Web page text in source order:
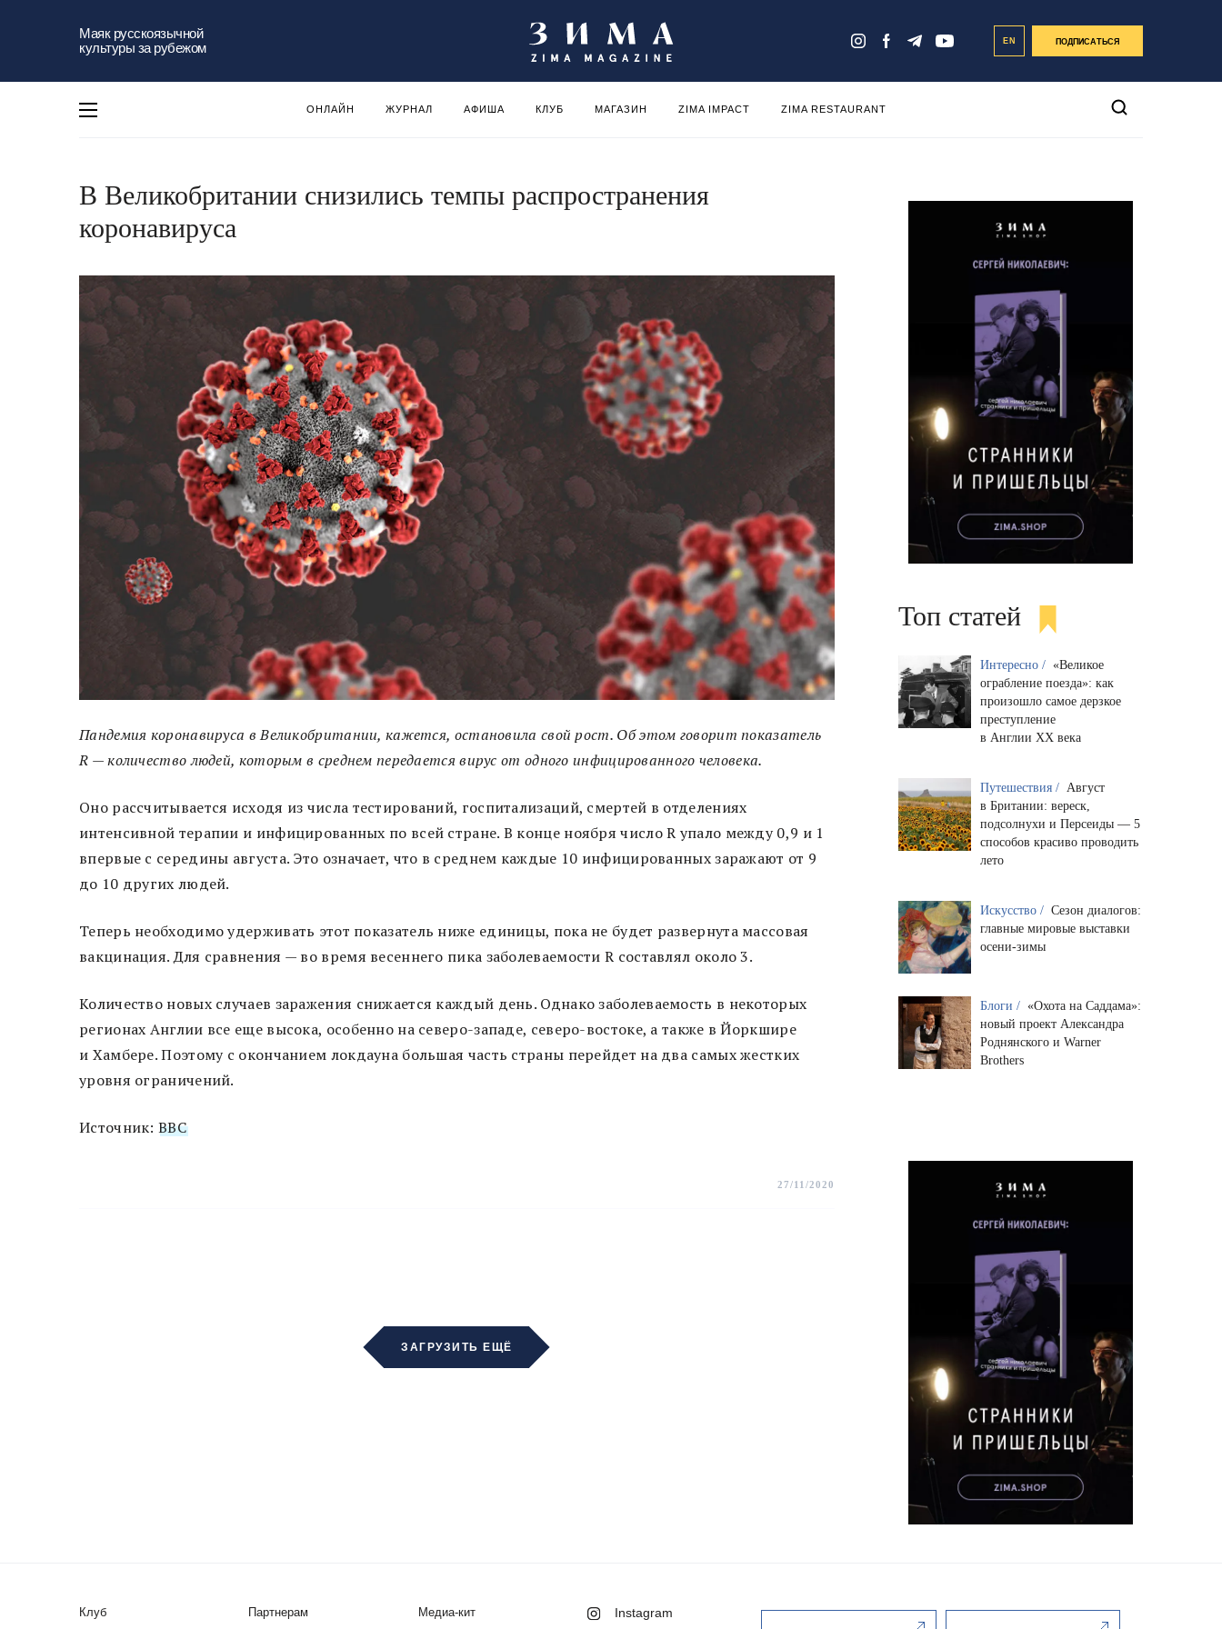
Маяк русскоязычной
культуры за рубежом
EN ПОДПИСАТЬСЯ
ОНЛАЙН ЖУРНАЛ АФИША КЛУБ МАГАЗИН ZIMA IMPACT ZIMA RESTAURANT
В Великобритании снизились темпы распространения
коронавируса
Пандемия коронавируса в Великобритании, кажется, остановила свой рост. Об этом говорит показатель
R — количество людей, которым в среднем передается вирус от одного инфицированного человека.
Оно рассчитывается исходя из числа тестирований, госпитализаций, смертей в отделениях
интенсивной терапии и инфицированных по всей стране. В конце ноября число R упало между 0,9 и 1
впервые с середины августа. Это означает, что в среднем каждые 10 инфицированных заражают от 9
до 10 других людей.
Теперь необходимо удерживать этот показатель ниже единицы, пока не будет развернута массовая
вакцинация. Для сравнения — во время весеннего пика заболеваемости R составлял около 3.
Количество новых случаев заражения снижается каждый день. Однако заболеваемость в некоторых
регионах Англии все еще высока, особенно на северо-западе, северо-востоке, а также в Йоркшире
и Хамбере. Поэтому с окончанием локдауна большая часть страны перейдет на два самых жестких
уровня ограничений.
Источник: BBC
27/11/2020
ЗАГРУЗИТЬ ЕЩЁ
Топ статей
Интересно / «Великое
ограбление поезда»: как
произошло самое дерзкое
преступление
в Англии XX века
Путешествия / Август
в Британии: вереск,
подсолнухи и Персеиды — 5
способов красиво проводить
лето
Искусство / Сезон диалогов:
главные мировые выставки
осени-зимы
Блоги / «Охота на Саддама»:
новый проект Александра
Роднянского и Warner
Brothers
Клуб Партнерам Медиа-кит Instagram